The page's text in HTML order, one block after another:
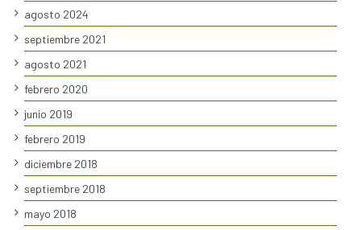
agosto 2024
septiembre 2021
agosto 2021
febrero 2020
junio 2019
febrero 2019
diciembre 2018
septiembre 2018
mayo 2018